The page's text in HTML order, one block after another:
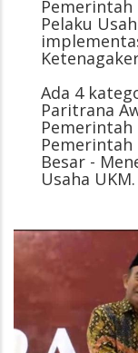
Pemerintah
Pelaku
Ada 4
Paritrana
Pemerintah
Besar -
Usaha UKM.